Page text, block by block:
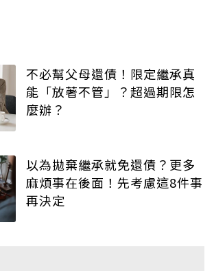
不必幫父母還債！限定繼承真
能「放著不管」？超過期限怎
麼辦？
以為拋棄繼承就免還債？更多
麻煩事在後面！先考慮這8件事
再決定